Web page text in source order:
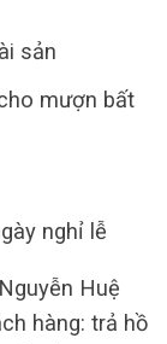
sản
mượn bất
nghỉ lễ
Huệ
hàng: trả hồ